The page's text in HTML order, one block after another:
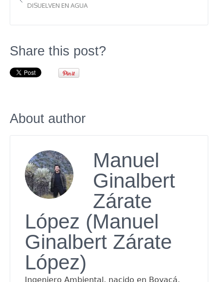
DISUELVEN EN AGUA
Share this post?
About author
Manuel
Ginalbert
Zárate
López (Manuel
Ginalbert Zárate
López)
Ingeniero Ambiental, nacido en Boyacá.